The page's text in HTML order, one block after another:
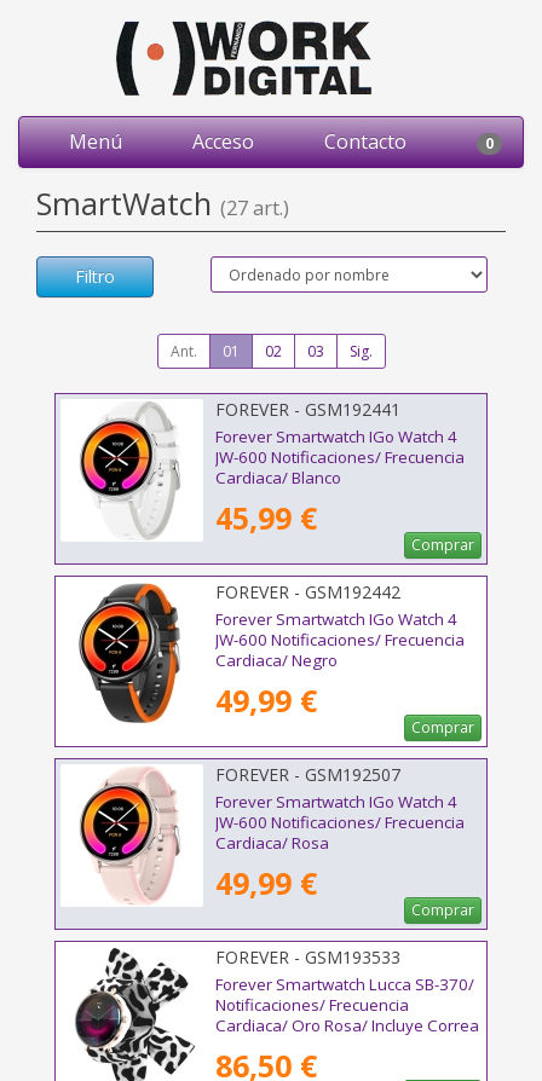
Menú Acceso Contacto 0
SmartWatch (27 art.)
Filtro
Ant. 01 02 03 Sig.
FOREVER - GSM192441
Forever Smartwatch IGo Watch 4
JW-600 Notificaciones/ Frecuencia
Cardiaca/ Blanco
45,99 €
Comprar
FOREVER - GSM192442
Forever Smartwatch IGo Watch 4
JW-600 Notificaciones/ Frecuencia
Cardiaca/ Negro
49,99 €
Comprar
FOREVER - GSM192507
Forever Smartwatch IGo Watch 4
JW-600 Notificaciones/ Frecuencia
Cardiaca/ Rosa
49,99 €
Comprar
FOREVER - GSM193533
Forever Smartwatch Lucca SB-370/
Notificaciones/ Frecuencia
Cardiaca/ Oro Rosa/ Incluye Correa
86,50 €